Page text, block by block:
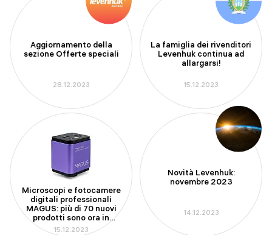
Aggiornamento della
sezione Offerte speciali
28.12.2023
La famiglia dei rivenditori
Levenhuk continua ad
allargarsi!
15.12.2023
Microscopi e fotocamere
digitali professionali
MAGUS: più di 70 nuovi
prodotti sono ora in
vendita
15.12.2023
Novità Levenhuk:
novembre 2023
14.12.2023